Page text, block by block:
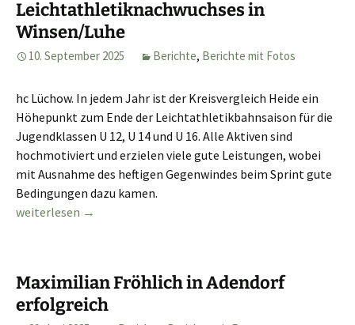
Leichtathletiknachwuchses in
Winsen/Luhe
10. September 2025 Berichte, Berichte mit Fotos
hc Lüchow. In jedem Jahr ist der Kreisvergleich Heide ein
Höhepunkt zum Ende der Leichtathletikbahnsaison für die
Jugendklassen U 12, U 14 und U 16. Alle Aktiven sind
hochmotiviert und erzielen viele gute Leistungen, wobei
mit Ausnahme des heftigen Gegenwindes beim Sprint gute
Bedingungen dazu kamen.
Kreisvergleich „Heide“ des Leichtathletiknachwuchses in
weiterlesen →
Maximilian Fröhlich in Adendorf
erfolgreich